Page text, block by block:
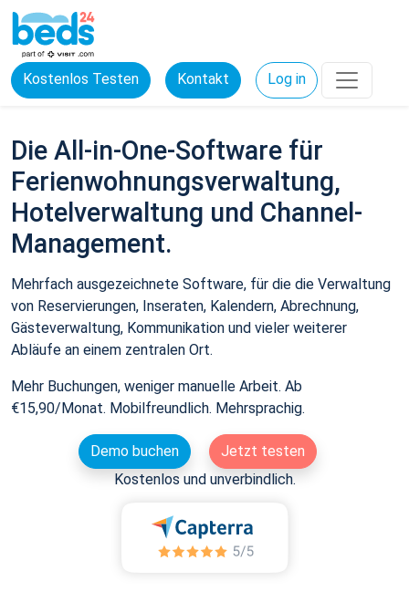
Kostenlos Testen Kontakt Log in
Die All-in-One-Software für
Ferienwohnungsverwaltung,
Hotelverwaltung und Channel-
Management.
Mehrfach ausgezeichnete Software, für die die Verwaltung
von Reservierungen, Inseraten, Kalendern, Abrechnung,
Gästeverwaltung, Kommunikation und vieler weiterer
Abläufe an einem zentralen Ort.
Mehr Buchungen, weniger manuelle Arbeit. Ab
€15,90/Monat. Mobilfreundlich. Mehrsprachig.
Demo buchen
Jetzt testen
Kostenlos und unverbindlich.